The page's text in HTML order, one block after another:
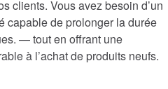
Bearings
Bearings
clients. Vous avez besoin d’un
capable de prolonger la durée
—tout en offrant une
à l’achat de produits neufs.